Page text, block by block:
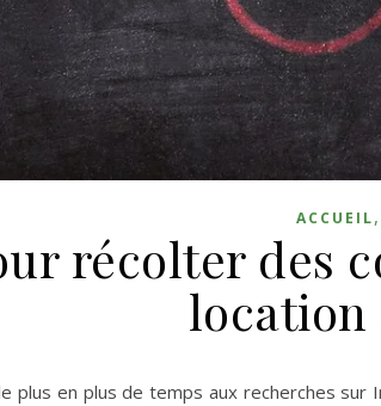
ACCUEIL,
récolter des
location
plus en plus de temps aux recherches